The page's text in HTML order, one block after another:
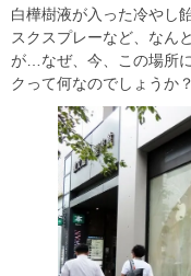
白樺樹液が入った冷やし
スクスプレーなど、なん
が…なぜ、今、この場所
クって何なのでしょうか？